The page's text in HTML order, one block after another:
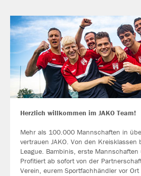
Herzlich willkommen im JAKO Team!
Mehr als 100.000 Mannschaften in
vertrauen JAKO. Von den Kreisklassen
League. Bambinis, erste
Profitiert ab sofort von der
Verein, eurem Sportfachhändler vor Ort